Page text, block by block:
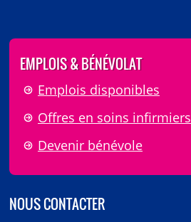
EMPLOIS & BÉNÉVOLAT
Emplois disponibles
Offres en soins infirmiers
Devenir bénévole
NOUS CONTACTER